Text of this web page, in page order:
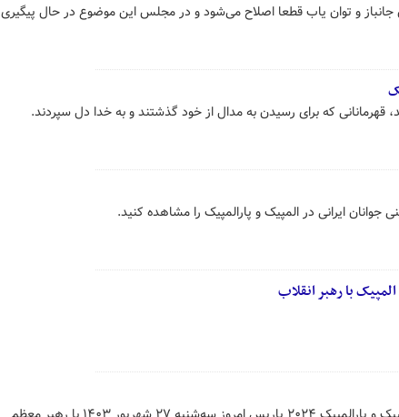
جانباز و توان یاب قطعا اصلاح می‌شود و در مجلس این موضوع در حال پیگیری
قهرمانانی که برای رسیدن به مدال از خود گذشتند و به خدا دل سپردند.
جوانان ایرانی در المپیک و پارالمپیک را مشاهده کنید.
با رهبر انقلاب